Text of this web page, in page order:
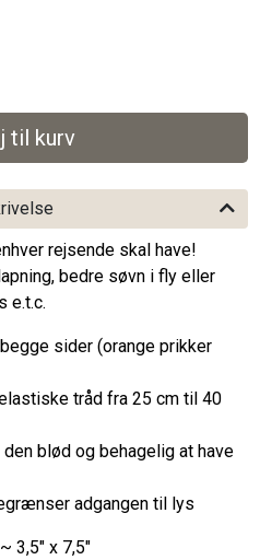
rejsende skal have!
bedre søvn i fly eller
e.t.c.
sider (orange prikker
tråd fra 25 cm til 40
blød og behagelig at have
adgangen til lys
3,5" x 7,5"